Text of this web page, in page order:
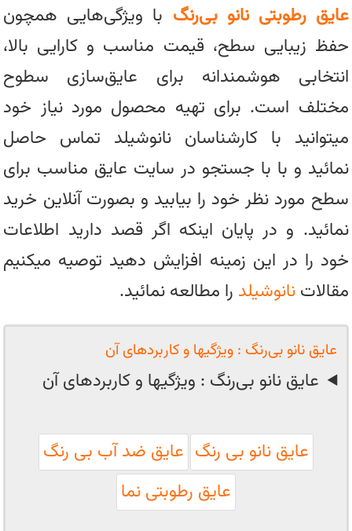
عایق رطوبتی نانو بی‌رنگ با ویژگی‌هایی همچون
حفظ زیبایی سطح، قیمت مناسب و کارایی بالا،
انتخابی هوشمندانه برای عایق‌سازی سطوح
مختلف است. برای تهیه محصول مورد نیاز خود
میتوانید با کارشناسان نانوشیلد تماس حاصل
نمائید و با با جستجو در سایت عایق مناسب برای
سطح مورد نظر خود را بیابید و بصورت آنلاین خرید
نمائید. و در پایان اینکه اگر قصد دارید اطلاعات
خود را در این زمینه افزایش دهید توصیه میکنیم
مقالاتنانوشیلد را مطالعه نمائید.
عایق نانو بی‌رنگ : ویژگیها و کاربردهای آن
عایق نانو بی‌رنگ : ویژگیها و کاربردهای آن
عایق نانو بی رنگ عایق ضد آب بی رنگ
عایق رطوبتی نما